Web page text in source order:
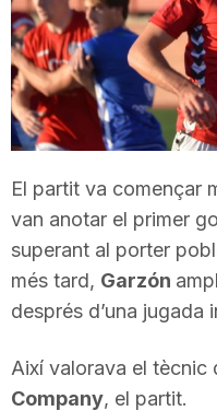
e
T
r
El partit va començar
van anotar el primer
superant al porter
més tard, Garzón
després d’una jugada
Així valorava el tècnic
Company, el partit.